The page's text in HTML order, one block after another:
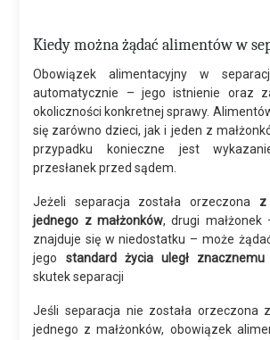
Kiedy można żądać alimentów w
Obowiązek alimentacyjny w
automatycznie – jego istnienie oraz
okoliczności konkretnej sprawy.
się zarówno dzieci, jak i jeden z
przypadku konieczne jest
przesłanek przed sądem.
Jeżeli separacja została orzeczona z
jednego z małżonków, drugi
znajduje się w niedostatku – może
jego standard życia uległ znacznemu
skutek separacji
Jeśli separacja nie została orzeczona
jednego z małżonków, obowiązek